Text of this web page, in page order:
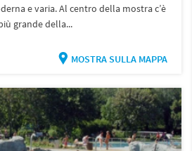
e varia. Al centro della mostra c’è
grande della...
MOSTRA SULLA MAPPA